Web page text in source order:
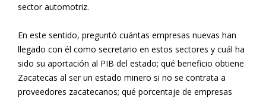
sector automotriz.
En este sentido, preguntó cuántas empresas nuevas han
llegado con él como secretario en estos sectores y cuál ha
sido su aportación al PIB del estado; qué beneficio obtiene
Zacatecas al ser un estado minero si no se contrata a
proveedores zacatecanos; qué porcentaje de empresas